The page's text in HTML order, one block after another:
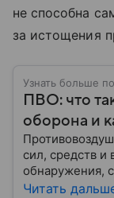
не способна
за истощения
Узнать больше
ПВО: что
оборона и
сил, средств
обнаружения,
средств
Читать